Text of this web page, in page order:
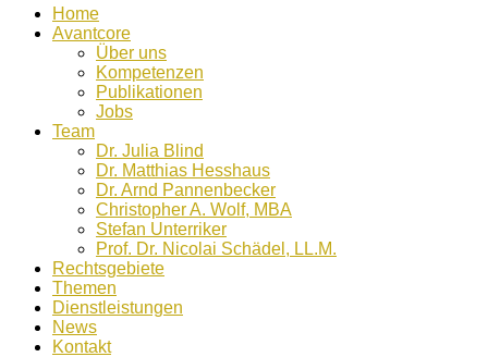
Home
Avantcore
Über uns
Kompetenzen
Publikationen
Jobs
Team
Dr. Julia Blind
Dr. Matthias Hesshaus
Dr. Arnd Pannenbecker
Christopher A. Wolf, MBA
Stefan Unterriker
Prof. Dr. Nicolai Schädel, LL.M.
Rechtsgebiete
Themen
Dienstleistungen
News
Kontakt